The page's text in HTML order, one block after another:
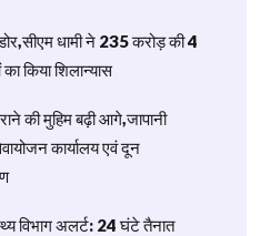
धामी ने 235 करोड़ की 4
किया शिलान्यास
की मुहिम बढ़ी आगे,जापानी
कार्यालय एवं दून
विभाग अलर्ट: 24 घंटे तैनात